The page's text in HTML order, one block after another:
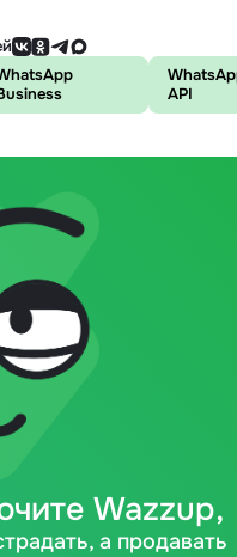
API
Wazzup,
а продавать